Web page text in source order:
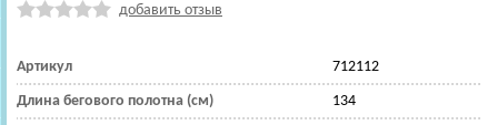
добавить отзыв
Артикул 712112
Длина бегового полотна (см) 134